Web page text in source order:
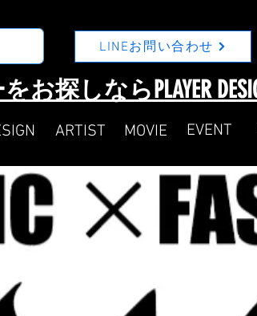
LINEお問い合わせ
探しならPLAYER
ARTIST MOVIE​ ​EVENT